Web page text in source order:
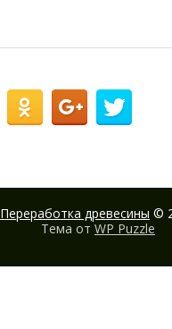
Переработка древесины ©
Тема от WP Puzzle